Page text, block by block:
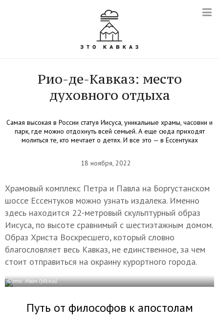
Рио-де-Кавказ: место
духовного отдыха
Самая высокая в России статуя Иисуса, уникальные храмы, часовни и
парк, где можно отдохнуть всей семьей. А еще сюда приходят
молиться те, кто мечтает о детях. И все это — в Ессентуках
18 ноября, 2022
Храмовый комплекс Петра и Павла на Боргустанском
шоссе Ессентуков можно узнать издалека. Именно
здесь находится 22-метровый скульптурный образ
Иисуса, по высоте сравнимый с шестиэтажным домом.
Образ Христа Воскресшего, который словно
благословляет весь Кавказ, не единственное, за чем
стоит отправиться на окраину курортного города.
Фото: Иван Губский
Путь от философов к апостолам